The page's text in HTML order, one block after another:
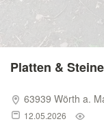
Platten &
63939 Wörth a.
12.05.2026